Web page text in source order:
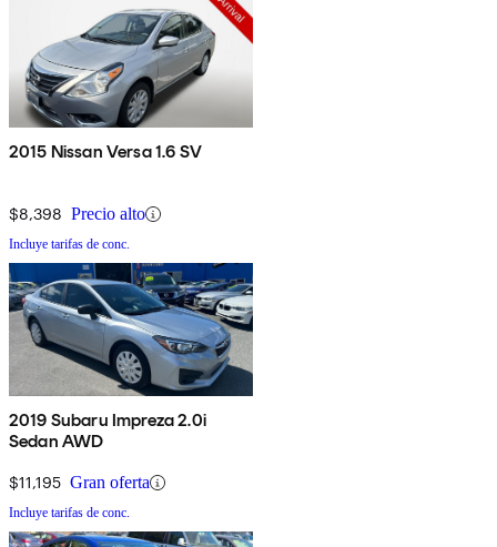
2015 Nissan Versa 1.6 SV
$8,398 Precio alto
Incluye tarifas de conc.
2019 Subaru Impreza 2.0i
Sedan AWD
$11,195 Gran oferta
Incluye tarifas de conc.